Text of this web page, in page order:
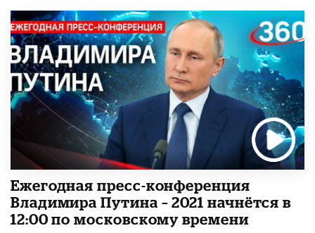
Ежегодная пресс-конференция
Владимира Путина – 2021 начнётся в
12:00 по московскому времени